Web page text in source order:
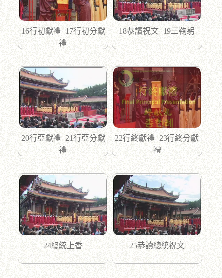
16行初獻禮+17行初分獻
禮
18恭讀祝文+19三鞠躬
20行亞獻禮+21行亞分獻
禮
22行終獻禮+23行終分獻
禮
24總統上香 25恭讀總統祝文